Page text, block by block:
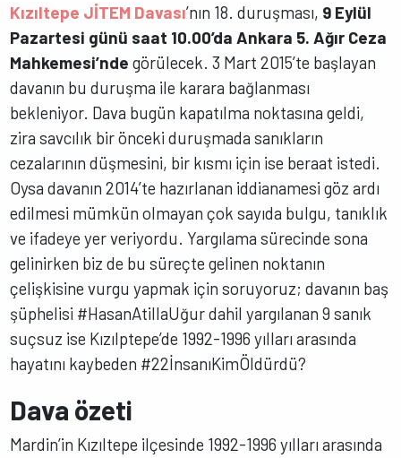
Kızıltepe JİTEM Davası’nın 18. duruşması, 9 Eylül
Pazartesi günü saat 10.00’da Ankara 5. Ağır Ceza
Mahkemesi’nde görülecek. 3 Mart 2015’te başlayan
davanın bu duruşma ile karara bağlanması
bekleniyor. Dava bugün kapatılma noktasına geldi,
zira savcılık bir önceki duruşmada sanıkların
cezalarının düşmesini, bir kısmı için ise beraat istedi.
Oysa davanın 2014’te hazırlanan iddianamesi göz ardı
edilmesi mümkün olmayan çok sayıda bulgu, tanıklık
ve ifadeye yer veriyordu. Yargılama sürecinde sona
gelinirken biz de bu süreçte gelinen noktanın
çelişkisine vurgu yapmak için soruyoruz; davanın baş
şüphelisi #HasanAtillaUğur dahil yargılanan 9 sanık
suçsuz ise Kızılptepe’de 1992-1996 yılları arasında
hayatını kaybeden #22İnsanıKimÖldürdü?
Dava özeti
Mardin’in Kızıltepe ilçesinde 1992-1996 yılları arasında